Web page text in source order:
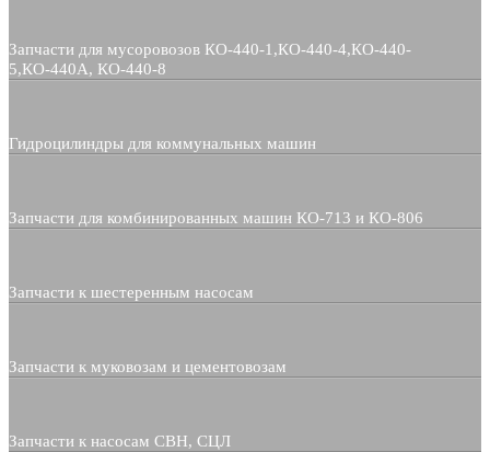
Запчасти для мусоровозов КО-440-1,КО-440-4,КО-440-
5,КО-440А, КО-440-8
Гидроцилиндры для коммунальных машин
Запчасти для комбинированных машин КО-713 и КО-806
Запчасти к шестеренным насосам
Запчасти к муковозам и цементовозам
Запчасти к насосам СВН, СЦЛ